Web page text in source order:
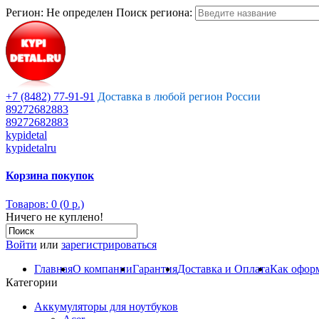
Регион: Не определен Поиск региона:
+7 (8482) 77-91-91 Доставка в любой регион России
89272682883
89272682883
kypidetal
kypidetalru
Корзина покупок
Товаров: 0 (0 р.)
Ничего не куплено!
Войти или зарегистрироваться
ГлавнаяО компанииГарантияДоставка и ОплатаКак
Категории
Аккумуляторы для ноутбуков